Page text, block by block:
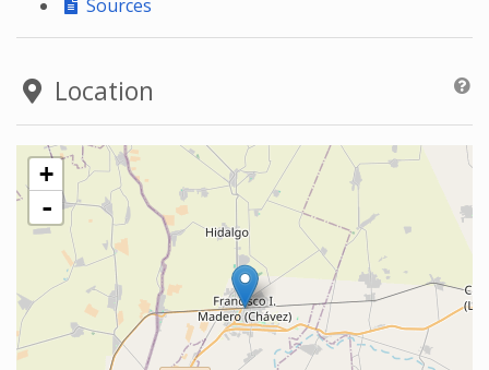
Sources
Location
+
-